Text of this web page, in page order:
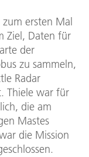
ersten Mal
Ziel, Daten für
der
zu sammeln,
Radar
Thiele war für
die am
Mastes
die Mission